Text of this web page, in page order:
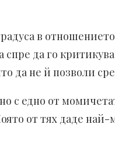
в
да го
да не й позволи
с едно от
от тях даде